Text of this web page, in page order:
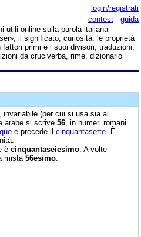
login/registrati
contest - guida
utili online sulla parola italiana
il significato, curiosità, le proprietà
primi e i suoi divisori, traduzioni,
da cruciverba, rime, dizionario
invariabile (per cui si usa sia al
arabe si scrive 56 , in numeri romani
e precede il cinquantasette . È
è cinquantaseiesimo . A volte
mista 56esimo